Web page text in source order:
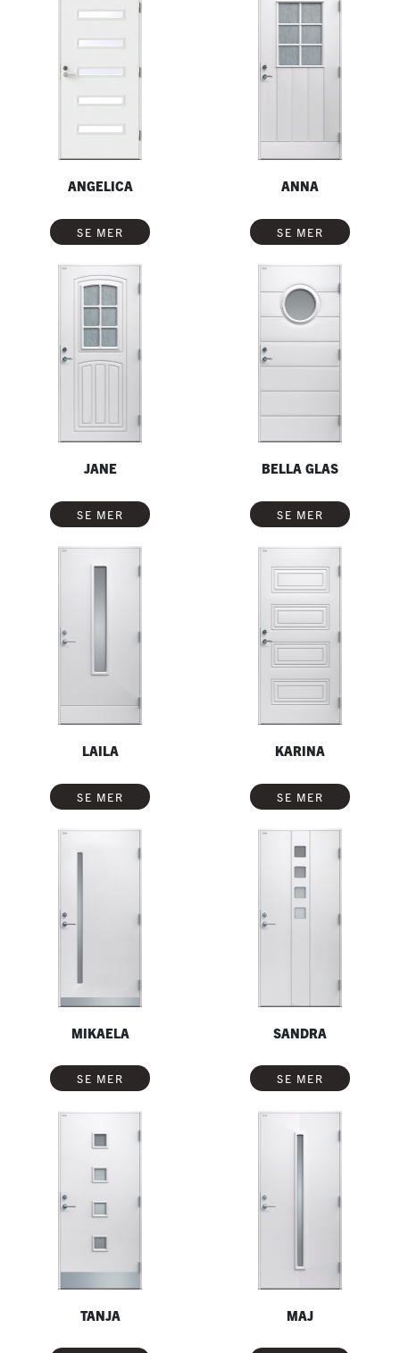
ANGELICA
SE MER
ANNA
SE MER
JANE
SE MER
BELLA GLAS
SE MER
LAILA
SE MER
KARINA
SE MER
MIKAELA
SE MER
SANDRA
SE MER
TANJA MAJ